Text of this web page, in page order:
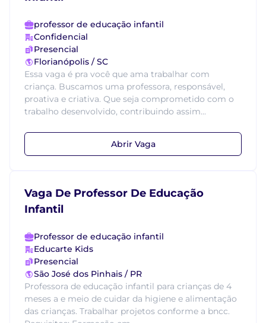
professor de educação infantil
Confidencial
Presencial
Florianópolis / SC
Essa vaga é pra você que ama trabalhar com
criança. Buscamos uma professora, responsável,
proativa e criativa. Que seja comprometido com o
trabalho desenvolvido, contribuindo assim...
Abrir Vaga
Vaga De Professor De Educação
Infantil
Professor de educação infantil
Educarte Kids
Presencial
São José dos Pinhais / PR
Professora de educação infantil para crianças de 4
meses a e meio de cuidar da higiene e alimentação
das crianças. Trabalhar projetos conforme a bncc.